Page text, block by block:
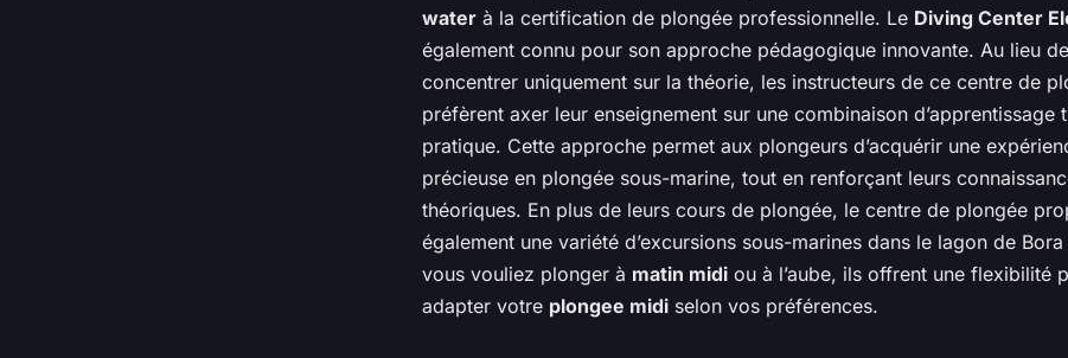
water à la certification de plongée professionnelle. Le Diving Center
également connu pour son approche pédagogique innovante. Au lieu
concentrer uniquement sur la théorie, les instructeurs de ce centre de
préfèrent axer leur enseignement sur une combinaison d’apprentissage
pratique. Cette approche permet aux plongeurs d’acquérir une
précieuse en plongée sous-marine, tout en renforçant leurs
théoriques. En plus de leurs cours de plongée, le centre de plongée
également une variété d’excursions sous-marines dans le lagon de
vous vouliez plonger à matin midi ou à l’aube, ils offrent une flexibilité
adapter votre plongee midi selon vos préférences.